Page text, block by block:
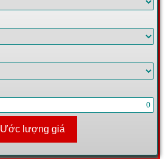
Ước lượng giá